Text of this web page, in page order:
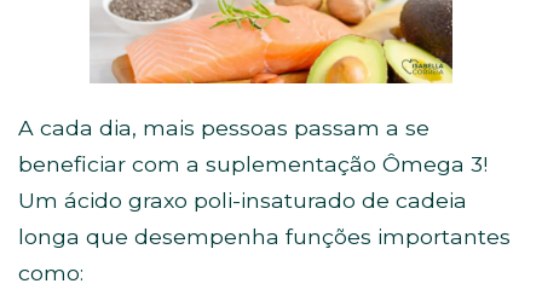
A cada dia, mais pessoas passam a se
beneficiar com a suplementação Ômega 3!
Um ácido graxo poli-insaturado de cadeia
longa que desempenha funções importantes
como: